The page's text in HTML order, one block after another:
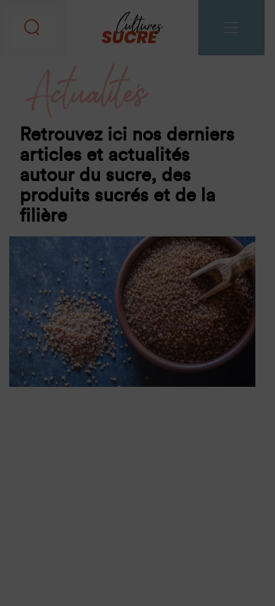
Actualités
Retrouvez ici nos derniers
articles et actualités
autour du sucre, des
produits sucrés et de la
filière